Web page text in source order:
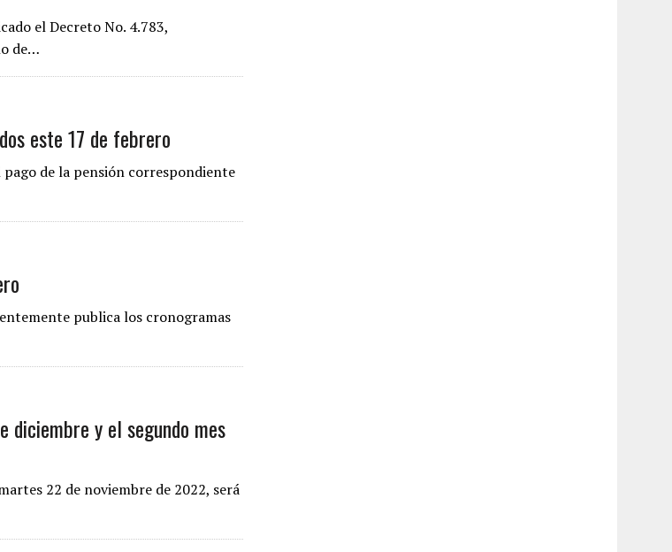
el Decreto No. 4.783,
de…
este 17 de febrero
de la pensión correspondiente
publica los cronogramas
diciembre y el segundo mes
22 de noviembre de 2022, será